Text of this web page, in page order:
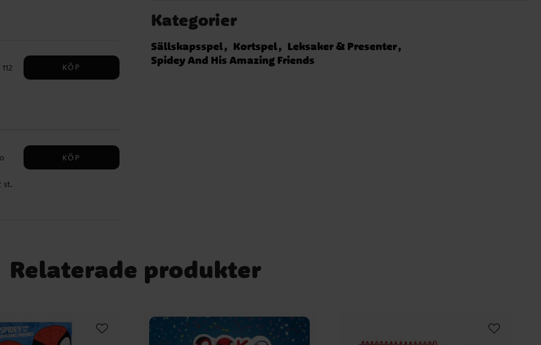
KÖP
st.
KÖP
Kategorier
Sällskapsspel Kortspel
Leksaker & Presenter
Spidey And His Amazing Friends
Relaterade produkter